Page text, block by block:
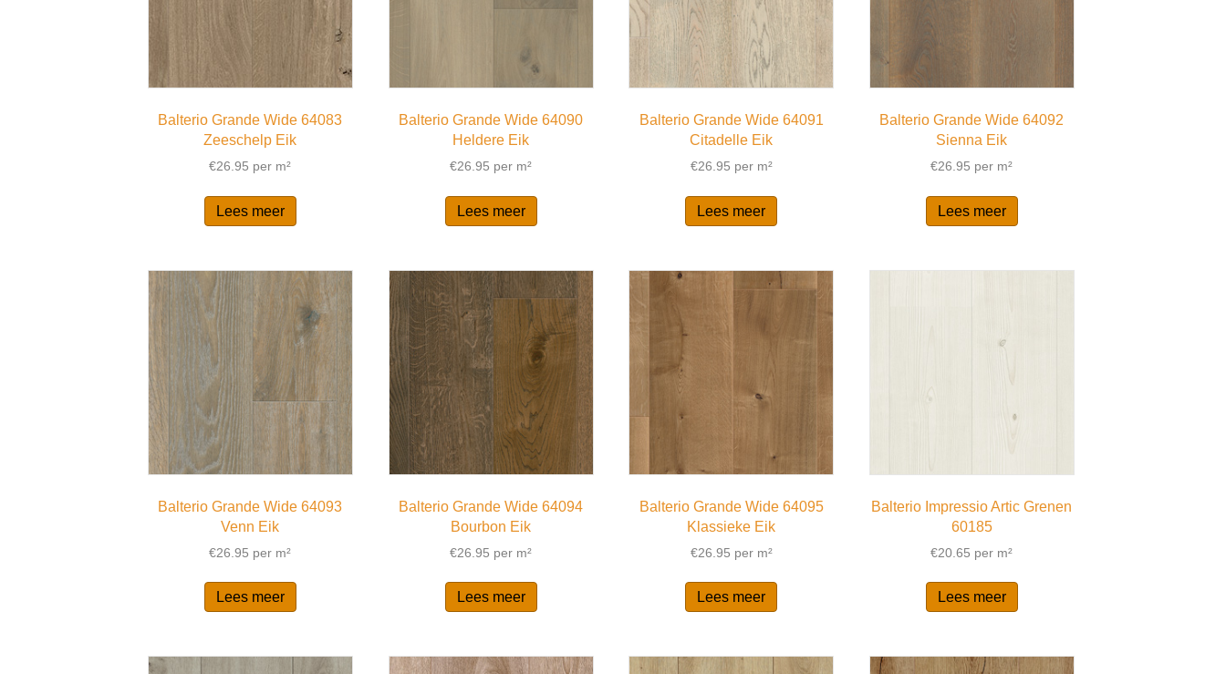
Balterio Grande Wide 64083
Zeeschelp Eik
€26.95 per m²
Lees meer
Balterio Grande Wide 64090
Heldere Eik
€26.95 per m²
Lees meer
Balterio Grande Wide 64091
Citadelle Eik
€26.95 per m²
Lees meer
Balterio Grande Wide 64092
Sienna Eik
€26.95 per m²
Lees meer
Balterio Grande Wide 64093
Venn Eik
€26.95 per m²
Lees meer
Balterio Grande Wide 64094
Bourbon Eik
€26.95 per m²
Lees meer
Balterio Grande Wide 64095
Klassieke Eik
€26.95 per m²
Lees meer
Balterio Impressio Artic Grenen
60185
€20.65 per m²
Lees meer